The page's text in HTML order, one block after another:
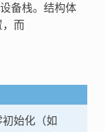
备栈。结构体
，而
始化（如